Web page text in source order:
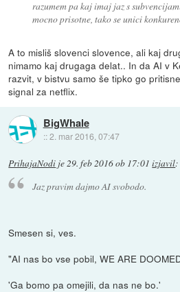
razumem pa kaj imaj jaz s
mocno prisotne, tako se unici
A to misliš slovenci slovence, ali kaj
nimamo kaj drugaga delat.. In da AI v
razvit, v bistvu samo še tipko go
signal za netflix.
BigWhale
::2. mar 2016, 07:47
PrihajaNodi je29. feb 2016 ob 17:01 izjavil:
Jaz pravim dajmo AI svobodo.
Smesen si, ves.
"AI nas bo vse pobil, WE ARE
'Ga bomo pa omejili, da nas ne bo.'